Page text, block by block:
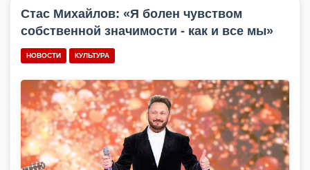
Стас Михайлов: «Я болен чувством
собственной значимости - как и все мы»
НОВОСТИ КУЛЬТУРА